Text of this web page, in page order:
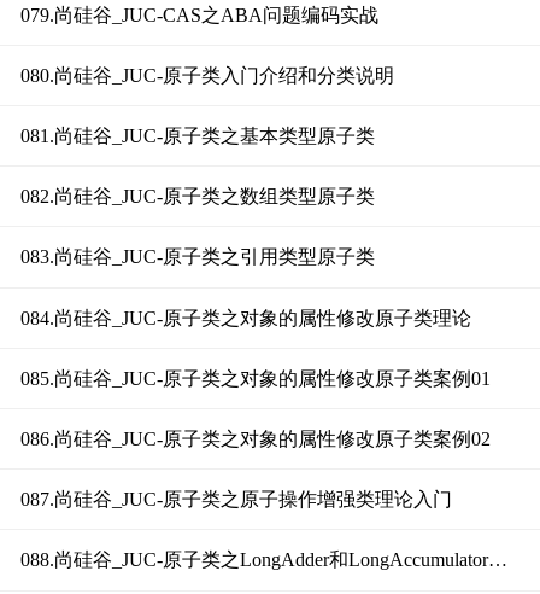
079.尚硅谷_JUC-CAS之ABA问题编码实战
080.尚硅谷_JUC-原子类入门介绍和分类说明
081.尚硅谷_JUC-原子类之基本类型原子类
082.尚硅谷_JUC-原子类之数组类型原子类
083.尚硅谷_JUC-原子类之引用类型原子类
084.尚硅谷_JUC-原子类之对象的属性修改原子类理论
085.尚硅谷_JUC-原子类之对象的属性修改原子类案例01
086.尚硅谷_JUC-原子类之对象的属性修改原子类案例02
087.尚硅谷_JUC-原子类之原子操作增强类理论入门
088.尚硅谷_JUC-原子类之LongAdder和LongAccumulator简介